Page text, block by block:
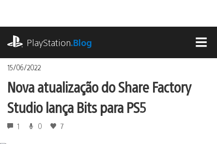
o
conteúdo
PlayStation.Blog
15/06/2022
Nova atualização do Share Factory
Studio lança Bits para PS5
1 0 7